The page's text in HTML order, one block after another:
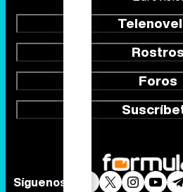
Síguenos
Contactar